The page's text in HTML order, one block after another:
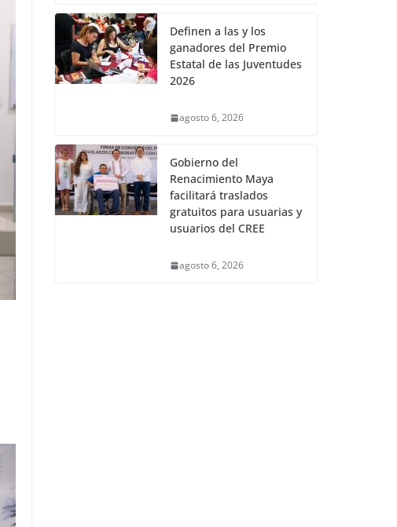
Definen a las y los
ganadores del Premio
Estatal de las Juventudes
2026
agosto 6, 2026
Gobierno del
Renacimiento Maya
facilitará traslados
gratuitos para usuarias y
usuarios del CREE
agosto 6, 2026